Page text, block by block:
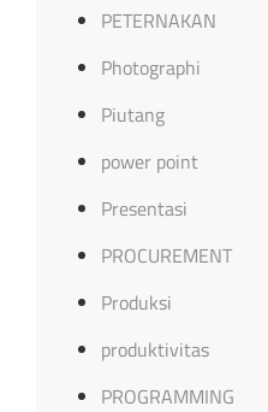
PETERNAKAN
Photographi
Piutang
power point
Presentasi
PROCUREMENT
Produksi
produktivitas
PROGRAMMING